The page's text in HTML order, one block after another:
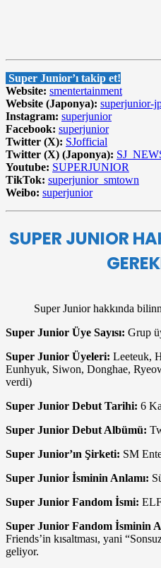
Super Junior’ı takip et!
Website: smentertainment
Website (Japonya): superjunior-
Instagram: superjunior
Facebook: superjunior
Twitter (X): SJofficial
Twitter (X) (Japonya):
Youtube: SUPERJUNIOR
TikTok: superjunior_smtown
Weibo: superjunior
SUPER JUNIOR
Super Junior hakkında
Super Junior Üye Sayısı: Grup
Super Junior Üyeleri: Leeteuk,
Eunhyuk, Siwon, Donghae,
verdi)
Super Junior Debut Tarihi: 6
Super Junior Debut Albümü:
Super Junior’ın Şirketi: SM
Super Junior İsminin Anlamı:
Super Junior Fandom İsmi:
Super Junior Fandom İsminin
Friends’in kısaltması, yani
geliyor.